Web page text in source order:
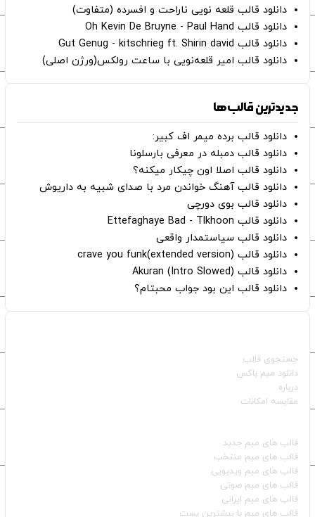
دانلود قالب قلعه نویی ناراحت و افسرده (متفاوت)
دانلود قالب Oh Kevin De Bruyne - Paul Hand
دانلود قالب Gut Genug - kitschrieg ft. Shirin david
دانلود قالب امیر قلعه‌نویی با ساعت رولکس(ورژن اصلی)
جدیدترین قالب‌ها
دانلود قالب برده میمر اف کبیر:
دانلود قالب دمبله در معرفی بارسلونا
دانلود قالب اصلا اون چیکار میکنه؟
دانلود قالب آهنگ خواندن مرد با صدای شبیه به داریوش
دانلود قالب بوی دورچی
دانلود قالب Ettefaghaye Bad - Tlkhoon
دانلود قالب سیاستمدار واقعی
دانلود قالب crave you funk(extended version)
دانلود قالب (Intro Slowed) Akuran
دانلود قالب این بود جواب محبتام؟
جستجوی قالب
دانلود میم باکس
درباره
مقایسه امکانات
قالب‌ های میم جدید
قالب‌ های میم منتخب
قالب‌ های میم ویدیویی
قالب‌ های میم صوتی
قالب‌ های میم ایرانی
قالب‌ های میم با بیشترین پست